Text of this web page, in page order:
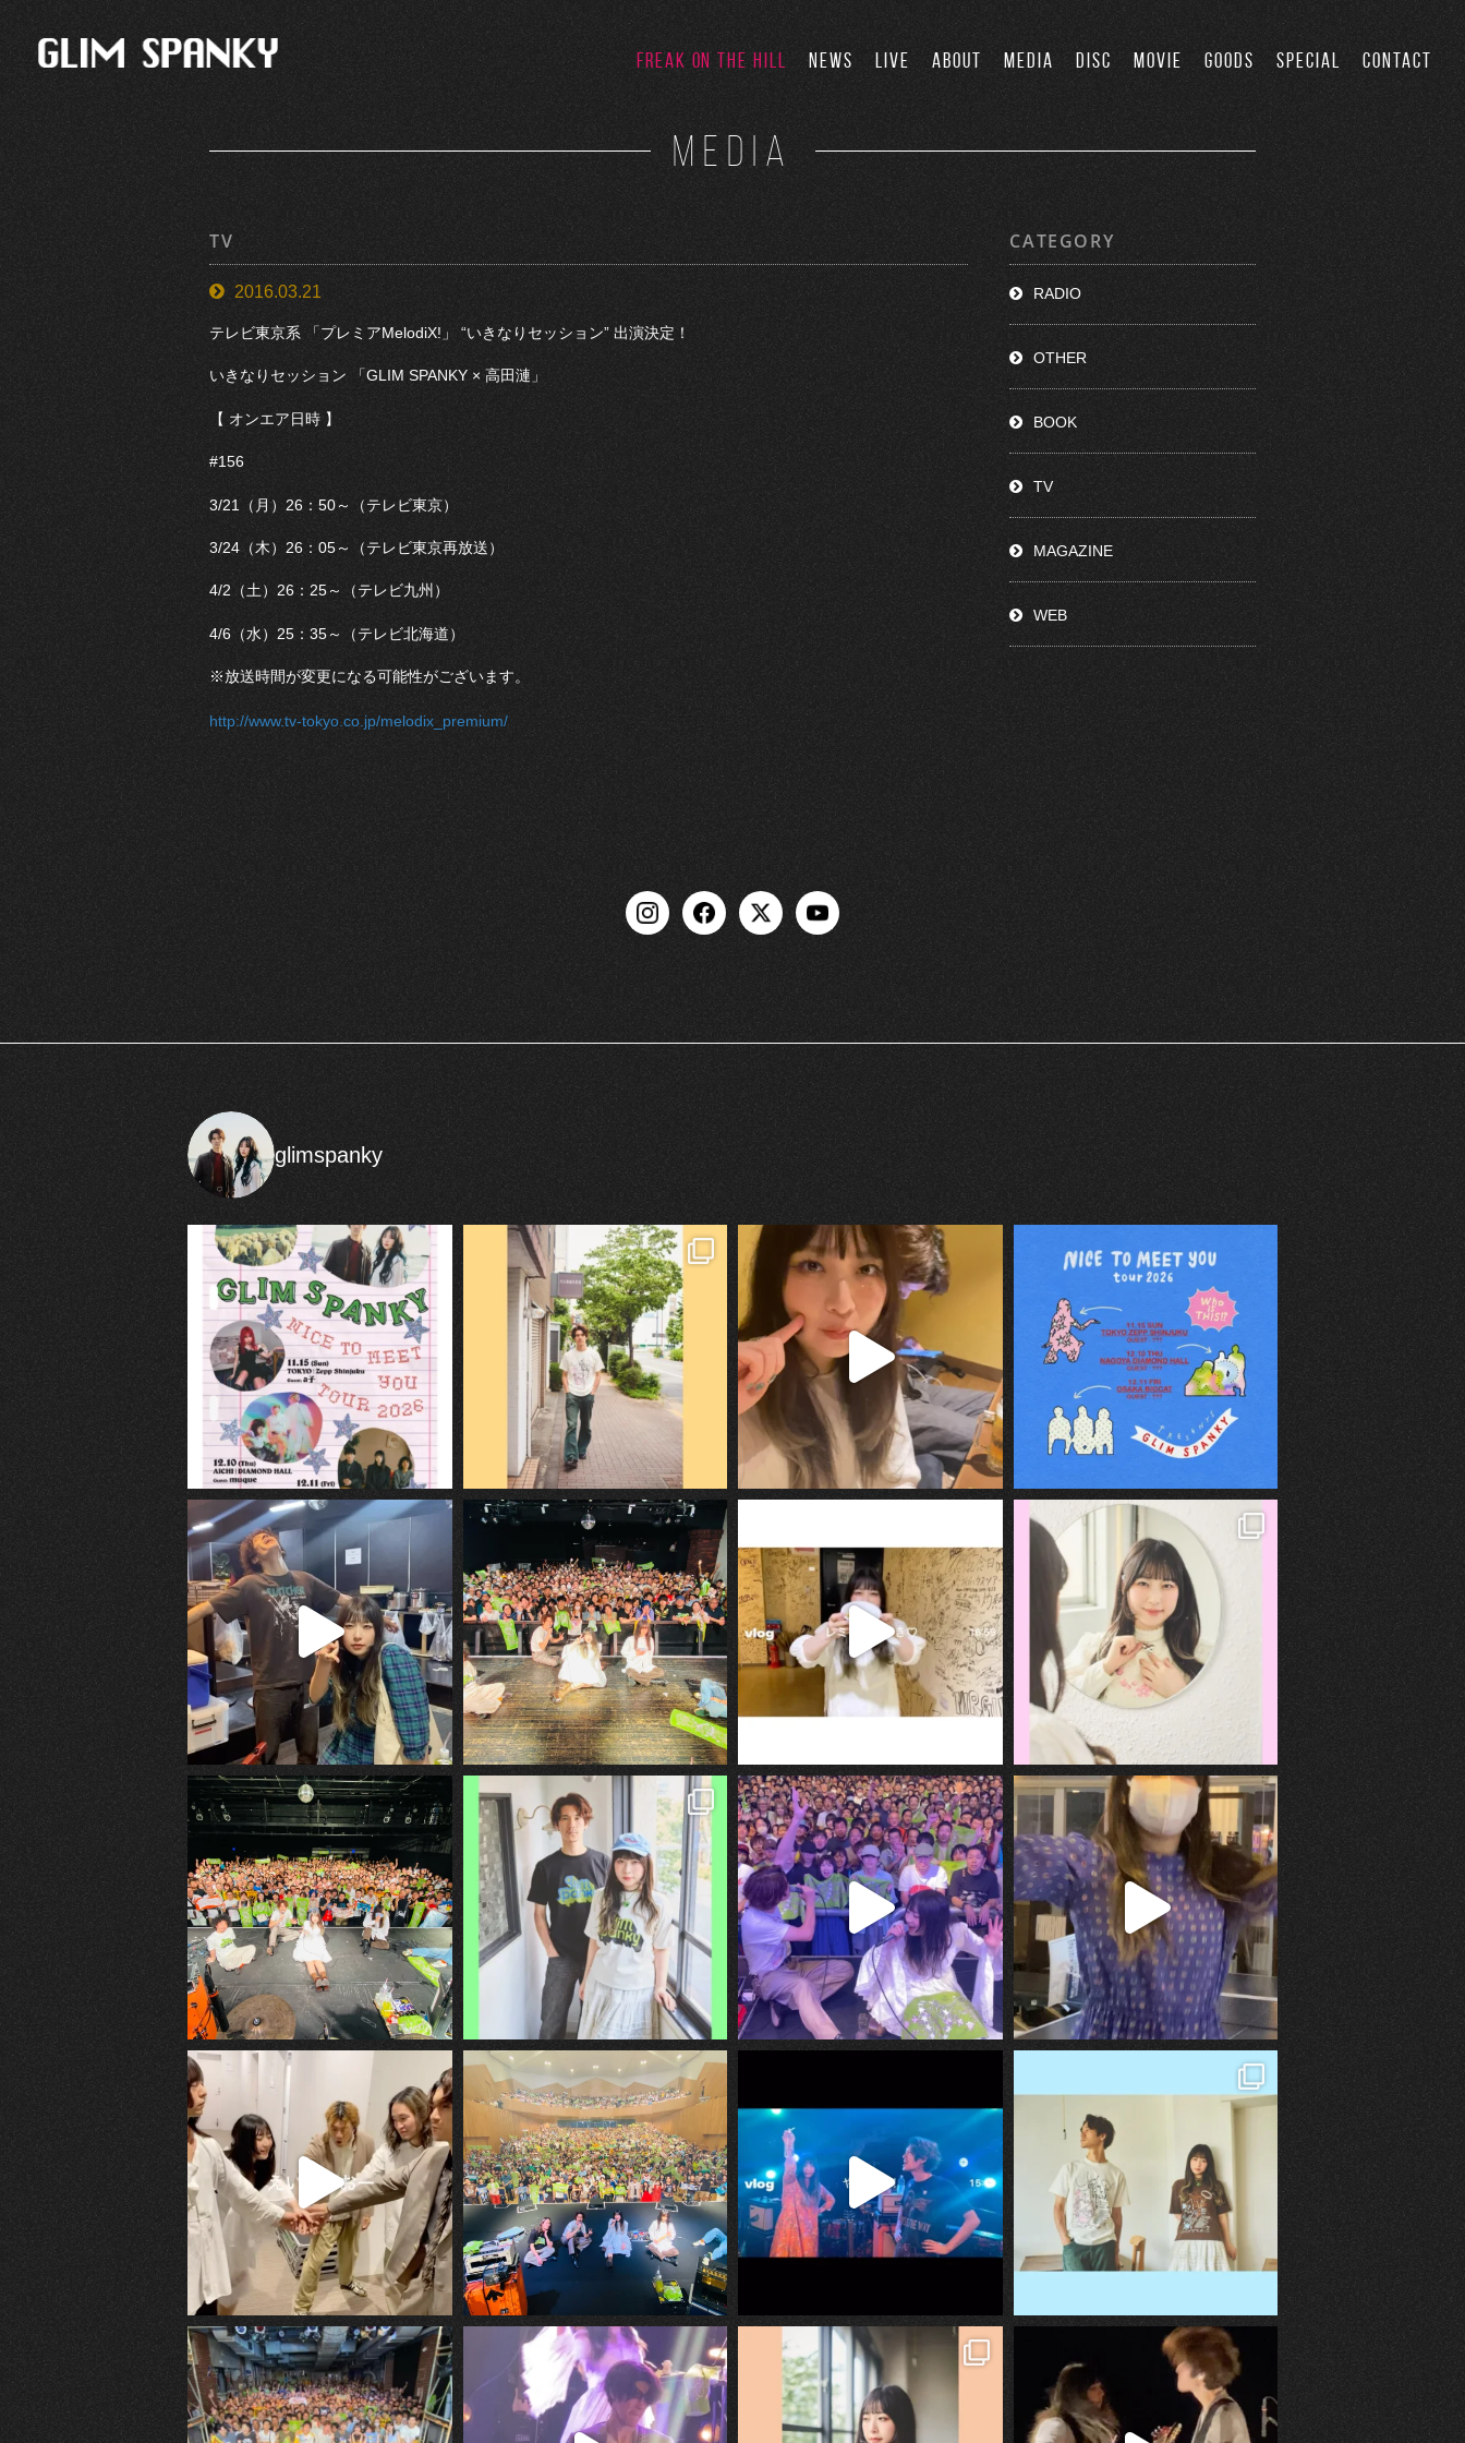
FREAK ON THE HILL NEWS LIVE ABOUT MEDIA DISC MOVIE GOODS SPECIAL CONTACT
MEDIA
TV
2016.03.21
テレビ東京系 「プレミアMelodiX!」 “いきなりセッション” 出演決定！
いきなりセッション 「GLIM SPANKY × 高田漣」
【 オンエア日時 】
#156
3/21（月）26：50～（テレビ東京）
3/24（木）26：05～（テレビ東京再放送）
4/2（土）26：25～（テレビ九州）
4/6（水）25：35～（テレビ北海道）
※放送時間が変更になる可能性がございます。
http://www.tv-tokyo.co.jp/melodix_premium/
CATEGORY
RADIO
OTHER
BOOK
TV
MAGAZINE
WEB
glimspanky